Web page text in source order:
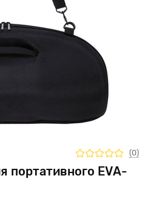
портативного EVA-
(0)